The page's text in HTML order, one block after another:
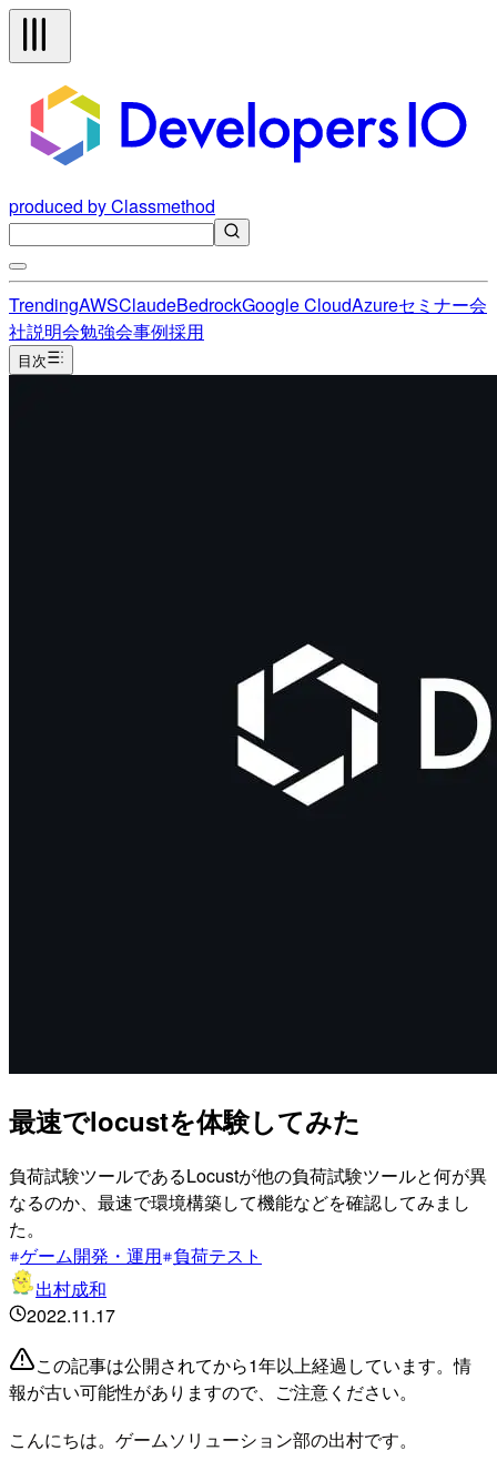
produced by Classmethod
TrendingAWSClaudeBedrockGoogle CloudAzureセミナー会
社説明会勉強会事例採用
目次
最速でlocustを体験してみた
負荷試験ツールであるLocustが他の負荷試験ツールと何が異
なるのか、最速で環境構築して機能などを確認してみまし
た。
ゲーム開発・運用 負荷テスト
出村成和
2022.11.17
この記事は公開されてから1年以上経過しています。情
報が古い可能性がありますので、ご注意ください。
こんにちは。ゲームソリューション部の出村です。